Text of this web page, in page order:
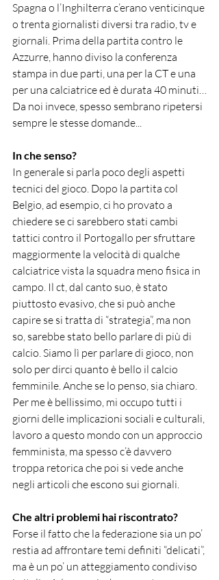
Spagna o l’Inghilterra c’erano venticinque
o trenta giornalisti diversi tra radio, tv e
giornali. Prima della partita contro le
Azzurre, hanno diviso la conferenza
stampa in due parti, una per la CT e una
per una calciatrice ed è durata 40 minuti…
Da noi invece, spesso sembrano ripetersi
sempre le stesse domande...
In che senso?
In generale si parla poco degli aspetti
tecnici del gioco. Dopo la partita col
Belgio, ad esempio, ci ho provato a
chiedere se ci sarebbero stati cambi
tattici contro il Portogallo per sfruttare
maggiormente la velocità di qualche
calciatrice vista la squadra meno fisica in
campo. Il ct, dal canto suo, è stato
piuttosto evasivo, che si può anche
capire se si tratta di “strategia”, ma non
so, sarebbe stato bello parlare di più di
calcio. Siamo lì per parlare di gioco, non
solo per dirci quanto è bello il calcio
femminile. Anche se lo penso, sia chiaro.
Per me è bellissimo, mi occupo tutti i
giorni delle implicazioni sociali e culturali,
lavoro a questo mondo con un approccio
femminista, ma spesso c’è davvero
troppa retorica che poi si vede anche
negli articoli che escono sui giornali.
Che altri problemi hai riscontrato?
Forse il fatto che la federazione sia un po’
restia ad affrontare temi definiti “delicati”,
ma è un po’ un atteggiamento condiviso